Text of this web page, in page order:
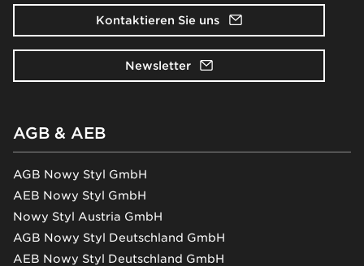
Kontaktieren Sie uns
Newsletter
AGB & AEB
AGB Nowy Styl GmbH
AEB Nowy Styl GmbH
Nowy Styl Austria GmbH
AGB Nowy Styl Deutschland GmbH
AEB Nowy Styl Deutschland GmbH